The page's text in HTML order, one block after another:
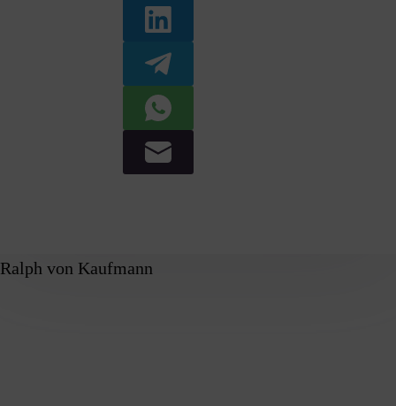
Ralph von Kaufmann